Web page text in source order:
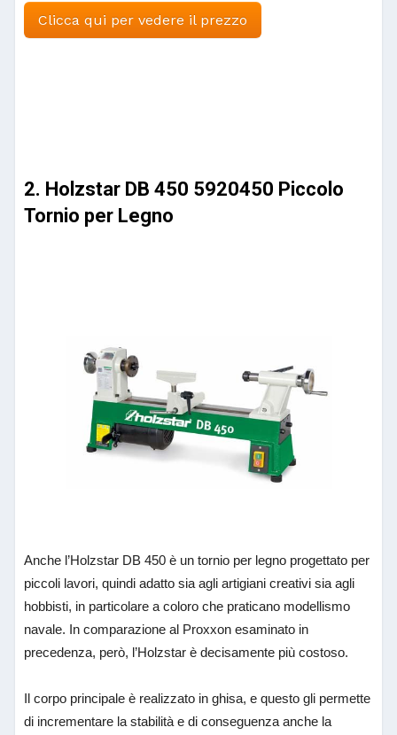
Clicca qui per vedere il prezzo
2. Holzstar DB 450 5920450 Piccolo
Tornio per Legno
Anche l’Holzstar DB 450 è un tornio per legno progettato per
piccoli lavori, quindi adatto sia agli artigiani creativi sia agli
hobbisti, in particolare a coloro che praticano modellismo
navale. In comparazione al Proxxon esaminato in
precedenza, però, l’Holzstar è decisamente più costoso.
Il corpo principale è realizzato in ghisa, e questo gli permette
di incrementare la stabilità e di conseguenza anche la